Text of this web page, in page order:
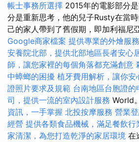
帳士事務所選擇 2015年的電影部分
分是重新思考，他的兒子Rusty在當
己的家人帶到了舊假期，即加利福尼
Google商家檔案 提供專業的外燴服
安養院北部，提供北部地區長者安心
師，讓您家裡的每個角落都充滿創意
中蟑螂的困擾 植牙費用解析，讓你安
證照片要求及規範 台南地區台胞證的
司，提供一流的室內設計服務 World。
資訊，一手掌握 北投按摩服務 營業
經營 提供各類食品機械，滿足餐飲行
家清潔，為您打造乾淨的家居環境 在